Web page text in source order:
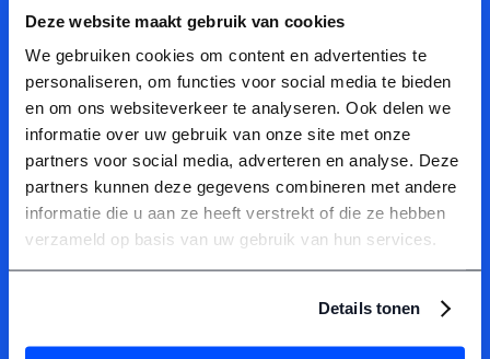
Deze website maakt gebruik van cookies
We gebruiken cookies om content en advertenties te
personaliseren, om functies voor social media te bieden
en om ons websiteverkeer te analyseren. Ook delen we
informatie over uw gebruik van onze site met onze
partners voor social media, adverteren en analyse. Deze
partners kunnen deze gegevens combineren met andere
informatie die u aan ze heeft verstrekt of die ze hebben
verzameld op basis van uw gebruik van hun services.
Details tonen
Bedankt!
Bedankt voor je aankoop bij Meijer Theorie! Je ontvang je
inloggegevens binnen enkele ogenblikken in je inbox!
Terug naar home